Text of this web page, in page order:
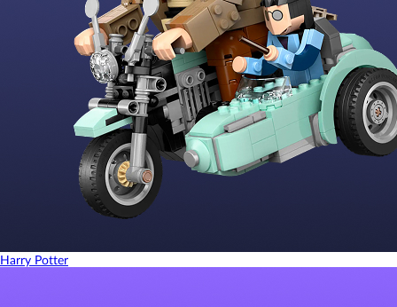
Harry Potter